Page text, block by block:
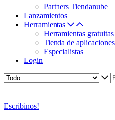
Partners Tiendanube
Lanzamientos
Herramientas
Herramientas gratuitas
Tienda de aplicaciones
Especialistas
Login
Escribinos!